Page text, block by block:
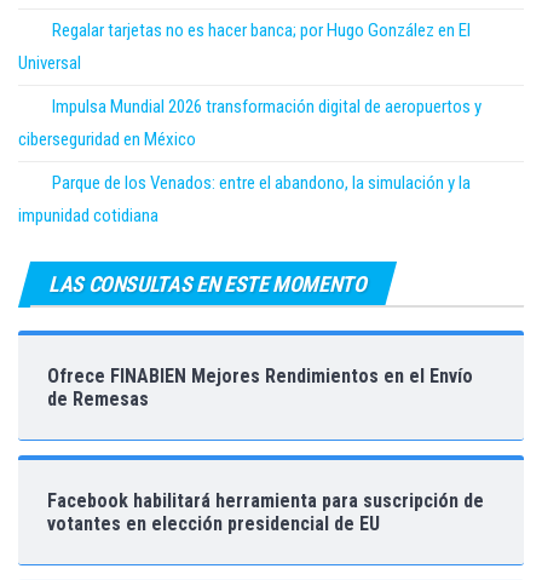
Regalar tarjetas no es hacer banca; por Hugo González en El
Universal
Impulsa Mundial 2026 transformación digital de aeropuertos y
ciberseguridad en México
Parque de los Venados: entre el abandono, la simulación y la
impunidad cotidiana
LAS CONSULTAS EN ESTE MOMENTO
Ofrece FINABIEN Mejores Rendimientos en el Envío
de Remesas
Facebook habilitará herramienta para suscripción de
votantes en elección presidencial de EU